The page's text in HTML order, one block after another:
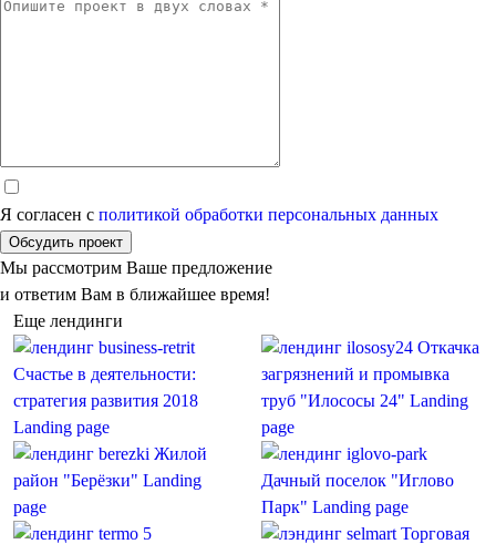
Я согласен с политикой обработки персональных данных
Обсудить проект
Мы рассмотрим Ваше предложение
и ответим Вам в ближайшее время!
Еще лендинги
Счастье в деятельности:
стратегия развития 2018
Landing page
Откачка
загрязнений и промывка
труб "Илососы 24" Landing
page
Жилой
район "Берёзки" Landing
page
Дачный поселок "Иглово
Парк" Landing page
5
Торговая